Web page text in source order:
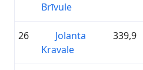
Brīvule
26
Jolanta
Kravale
339,9